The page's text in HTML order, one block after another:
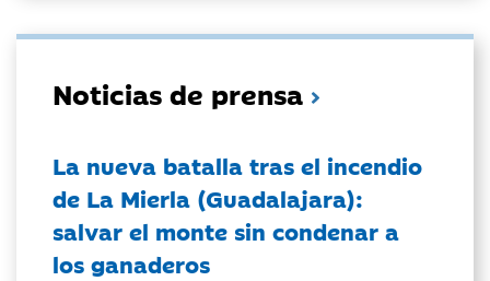
Noticias de prensa
La nueva batalla tras el incendio
de La Mierla (Guadalajara):
salvar el monte sin condenar a
los ganaderos